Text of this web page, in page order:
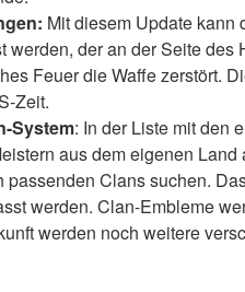
Mit diesem Update kann
werden, der an der Seite des
Feuer die Waffe zerstört.
Zeit.
System: In der Liste mit den
aus dem eigenen
passenden Clans suchen.
werden. Clan-Embleme
werden noch weitere